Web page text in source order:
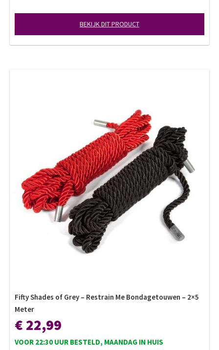
BEKIJK DIT PRODUCT
Fifty Shades of Grey – Restrain Me Bondagetouwen – 2×5
Meter
€ 22,99
VOOR 22:30 UUR BESTELD, MAANDAG IN HUIS